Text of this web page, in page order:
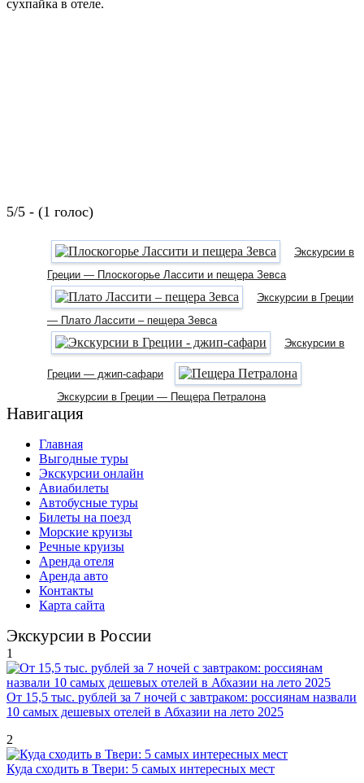
сухпайка в отеле.
5/5 - (1 голос)
Экскурсии в
Греции — Плоскогорье Лассити и пещера Зевса
Экскурсии в Греции
— Плато Лассити – пещера Зевса
Экскурсии в
Греции — джип-сафари
Экскурсии в Греции — Пещера Петралона
Навигация
Главная
Выгодные туры
Экскурсии онлайн
Авиабилеты
Автобусные туры
Билеты на поезд
Морские круизы
Речные круизы
Аренда отеля
Аренда авто
Контакты
Карта сайта
Экскурсии в России
1
От 15,5 тыс. рублей за 7 ночей с завтраком: россиянам назвали
10 самых дешевых отелей в Абхазии на лето 2025
2
Куда сходить в Твери: 5 самых интересных мест